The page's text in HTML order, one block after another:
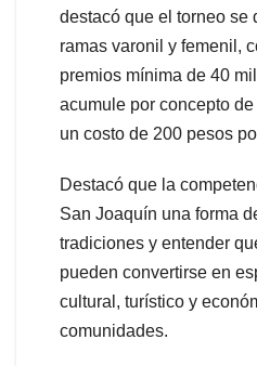
destacó que el torneo se
ramas varonil y femenil,
premios mínima de 40
acumule por concepto
un costo de 200 pesos
Destacó que la
San Joaquín una forma
tradiciones y entender
pueden convertirse en
cultural, turístico y
comunidades.